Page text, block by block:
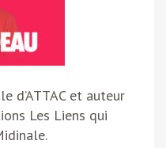
d’ATTAC et auteur
Les Liens qui